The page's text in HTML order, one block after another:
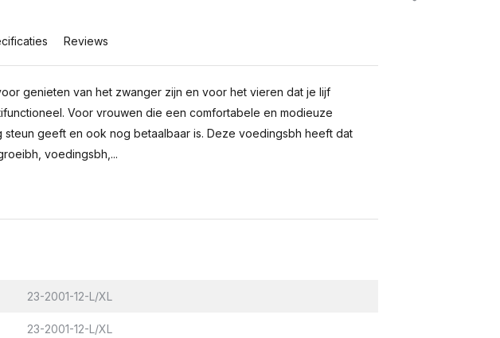
Reviews
genieten van het zwanger zijn en voor het vieren dat je lijf
Voor vrouwen die een comfortabele en modieuze
geeft en ook nog betaalbaar is. Deze voedingsbh heeft dat
voedingsbh,...
23-2001-12-L/XL
23-2001-12-L/XL